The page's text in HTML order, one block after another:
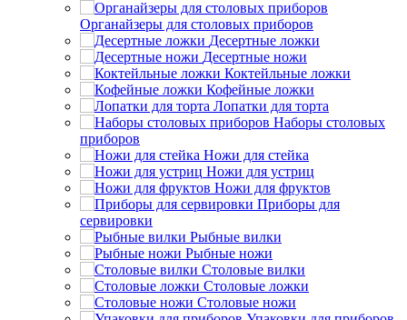
Органайзеры для столовых приборов
Десертные ложки
Десертные ножи
Коктейльные ложки
Кофейные ложки
Лопатки для торта
Наборы столовых
приборов
Ножи для стейка
Ножи для устриц
Ножи для фруктов
Приборы для
сервировки
Рыбные вилки
Рыбные ножи
Столовые вилки
Столовые ложки
Столовые ножи